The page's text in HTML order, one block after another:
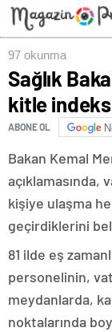
97 okunma
Sağlık
kitle
ABONE OL
Bakan Kemal
açıklamasında,
kişiye ulaşma
geçirdiklerini
81 ilde eş
personelinin,
meydanlarda,
noktalarında